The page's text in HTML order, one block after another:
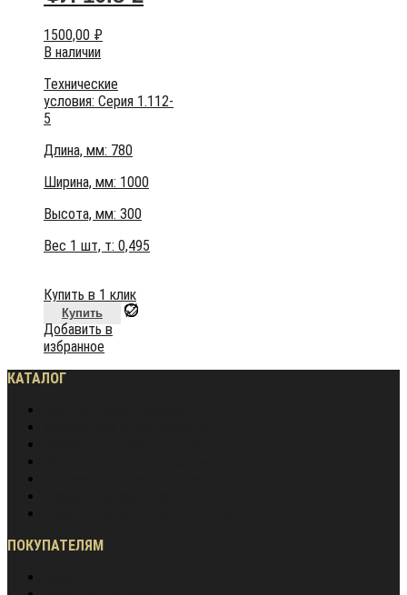
1500,00 ₽
В наличии
Технические
условия: Серия 1.112-
5
Длина, мм: 780
Ширина, мм: 1000
Высота, мм: 300
Вес 1 шт, т: 0,495
Купить в 1 клик
Купить
Добавить в
избранное
КАТАЛОГ
ПОКУПАТЕЛЯМ